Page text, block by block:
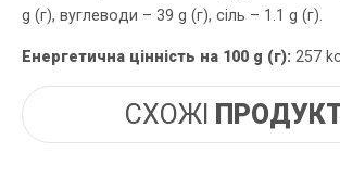
g (г), вуглеводи – 39 g (г), сіль – 1.1 g (г).
Енергетична цінність на 100 g (г): 257
СХОЖІ